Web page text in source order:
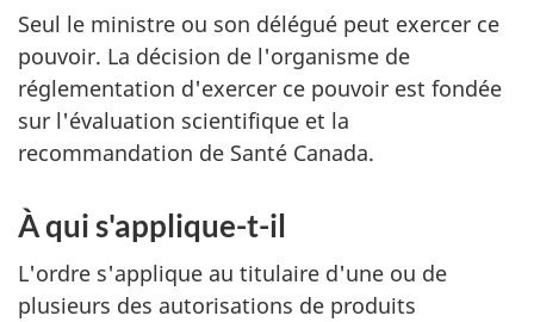
Seul le ministre ou son délégué peut exercer ce
pouvoir. La décision de l'organisme de
réglementation d'exercer ce pouvoir est fondée
sur l'évaluation scientifique et la
recommandation de Santé Canada.
À qui s'applique-t-il
L'ordre s'applique au titulaire d'une ou de
plusieurs des autorisations de produits